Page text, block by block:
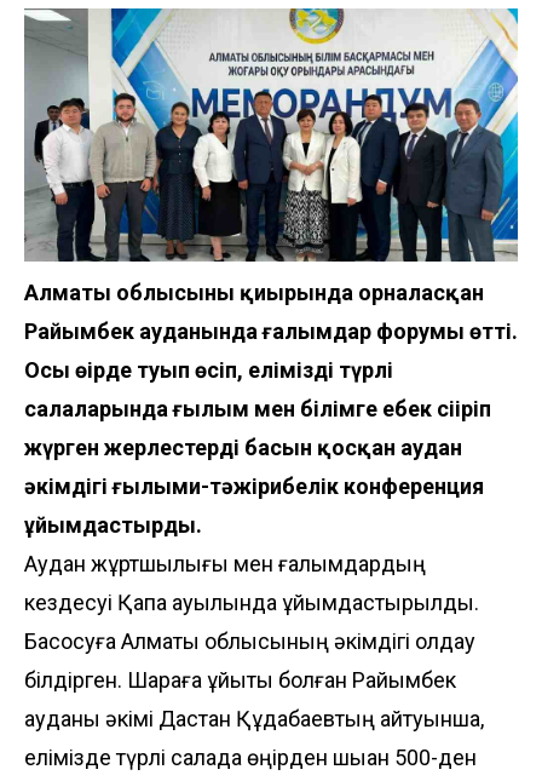
Алматы облысының қиырында орналасқан
Райымбек ауданында ғалымдар форумы өтті.
Осы өңірде туып өсіп, еліміздің түрлі
салаларында ғылым мен білімге еңбек сіңіріп
жүрген жерлестердің басын қосқан аудан
әкімдігі ғылыми-тәжірибелік конференция
ұйымдастырды.
Аудан жұртшылығы мен ғалымдардың
кездесуі Қақпақ ауылында ұйымдастырылды.
Басқосуға Алматы облысының әкімдігі қолдау
білдірген. Шараға ұйытқы болған Райымбек
ауданы әкімі Дастан Құдабаевтың айтуынша,
елімізде түрлі салада өңірден шыққан 500-ден